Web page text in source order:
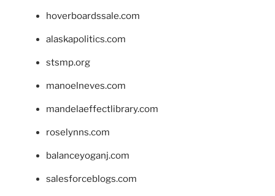
hoverboardssale.com
alaskapolitics.com
stsmp.org
manoelneves.com
mandelaeffectlibrary.com
roselynns.com
balanceyoganj.com
salesforceblogs.com